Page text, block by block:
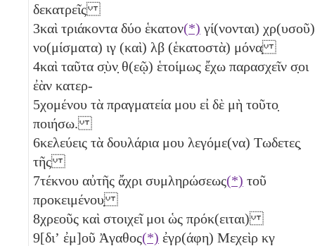
δεκατρεῖς
3καὶ τριάκοντα δύο ἑκατον(*) γί(νονται) χρ(υσοῦ)
νο(μίσματα) ιγ (καὶ) λβ (ἑκατοστὰ) μόνα̣
4καὶ ταῦτα σ̣ὺν̣ θ(εῷ) ἑτοίμως ἔχω παρασχεῖν σ̣οι
ἐὰν κατερ-
5χομένου τὰ πραγματεία μου εἰ δὲ μὴ τοῦτο̣
ποιήσω.
6κελεύεις τὰ δουλάρια μου λεγόμε(να) Τωδετες̣
τῆς
7τέκνου αὐτῆς ἄχρι συμληρώσεως(*) τοῦ
προκειμένου̣
8χρεοῦς καὶ στοιχεῖ μοι ὡς πρόκ(ειται)
9[διʼ ἐμ]οῦ Ἀγαθος(*) ἐγρ(άφη) Μεχεὶρ κγ